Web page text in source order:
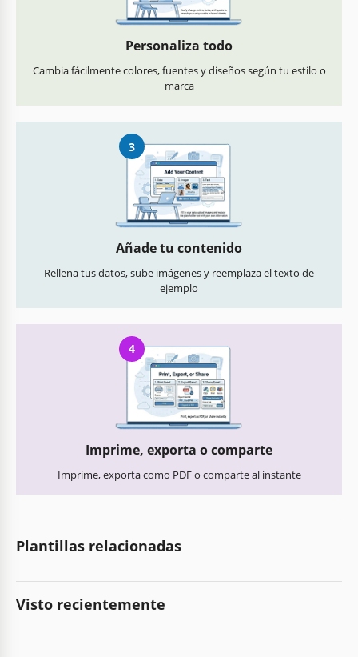
Personaliza todo
Cambia fácilmente colores, fuentes y diseños según tu estilo o
marca
3
Añade tu contenido
Rellena tus datos, sube imágenes y reemplaza el texto de
ejemplo
4
Imprime, exporta o comparte
Imprime, exporta como PDF o comparte al instante
Plantillas relacionadas
Visto recientemente